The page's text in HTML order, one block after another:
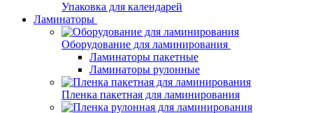
Упаковка для календарей
Ламинаторы
Оборудование для ламинирования
Ламинаторы пакетные
Ламинаторы рулонные
Пленка пакетная для ламинирования